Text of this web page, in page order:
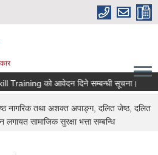
Training को आवेदन दिने सम्बन्धी सूचना।
नागरिक तथा अशक्त अपाङ्ग, दलित जेष्ठ, दलित
लगायत सामाजिक सुरक्षा भत्ता सम्बन्धि